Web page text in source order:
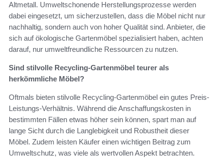
Altmetall. Umweltschonende Herstellungsprozesse werden
dabei eingesetzt, um sicherzustellen, dass die Möbel nicht nur
nachhaltig, sondern auch von hoher Qualität sind. Anbieter, die
sich auf ökologische Gartenmöbel spezialisiert haben, achten
darauf, nur umweltfreundliche Ressourcen zu nutzen.
Sind stilvolle Recycling-Gartenmöbel teurer als
herkömmliche Möbel?
Oftmals bieten stilvolle Recycling-Gartenmöbel ein gutes Preis-
Leistungs-Verhältnis. Während die Anschaffungskosten in
bestimmten Fällen etwas höher sein können, spart man auf
lange Sicht durch die Langlebigkeit und Robustheit dieser
Möbel. Zudem leisten Käufer einen wichtigen Beitrag zum
Umweltschutz, was viele als wertvollen Aspekt betrachten.